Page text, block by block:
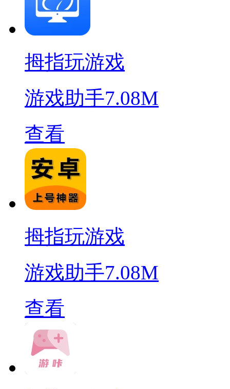
拇指玩游戏
游戏助手7.08M
查看
拇指玩游戏
游戏助手7.08M
查看